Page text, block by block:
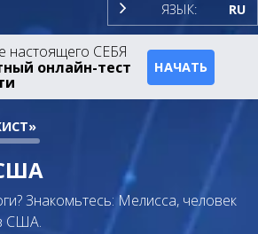
ЯЗЫК: RU
настоящего СЕБЯ
онлайн-тест
НАЧАТЬ
Знакомьтесь: Мелисса, человек
США.